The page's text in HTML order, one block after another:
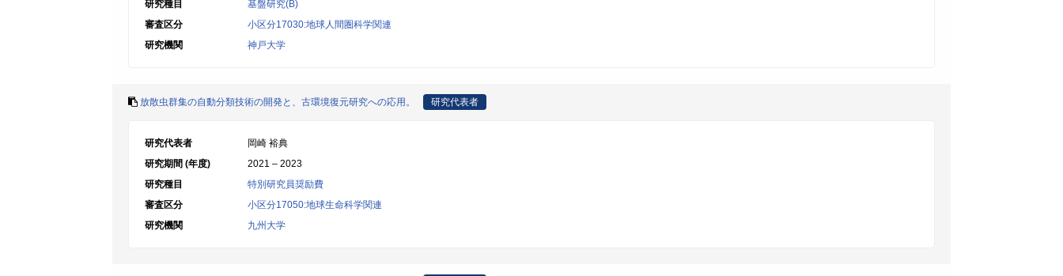
研究種目
基盤研究(B)
審査区分
小区分17030:地球人間圏科学関連
研究機関
神戸大学
放散虫群集の自動分類技術の開発と、古環境復元研究への応用。 研究代表者
研究代表者
岡崎 裕典
研究期間 (年度)
2021 – 2023
研究種目
特別研究員奨励費
審査区分
小区分17050:地球生命科学関連
研究機関
九州大学